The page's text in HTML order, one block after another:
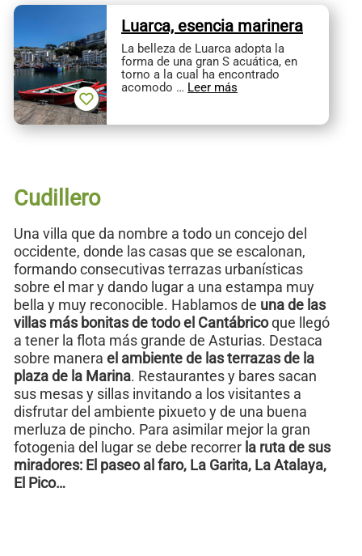
Luarca, esencia marinera
La belleza de Luarca adopta la
forma de una gran S acuática, en
torno a la cual ha encontrado
acomodo … Leer más
Cudillero
Una villa que da nombre a todo un concejo del
occidente, donde las casas que se escalonan,
formando consecutivas terrazas urbanísticas
sobre el mar y dando lugar a una estampa muy
bella y muy reconocible. Hablamos de una de las
villas más bonitas de todo el Cantábricoque llegó
a tener la flota más grande de Asturias. Destaca
sobre manera el ambiente de las terrazas de la
plaza de la Marina. Restaurantes y bares sacan
sus mesas y sillas invitando a los visitantes a
disfrutar del ambiente pixueto y de una buena
merluza de pincho. Para asimilar mejor la gran
fotogenia del lugar se debe recorrer la ruta de sus
miradores: El paseo al faro, La Garita, La Atalaya,
El Pico…